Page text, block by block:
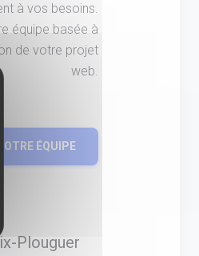
à vos besoins.
équipe basée à
de votre projet
web.
ÉQUIPE
Plouguer